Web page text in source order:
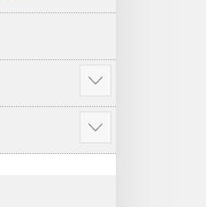
Show
more
Show
more